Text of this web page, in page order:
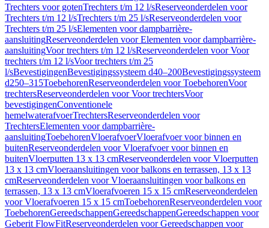
Trechters voor gotenTrechters t/m 12 l/sReserveonderdelen voor
Trechters t/m 12 l/sTrechters t/m 25 l/sReserveonderdelen voor
Trechters t/m 25 l/sElementen voor dampbarrière-
aansluitingReserveonderdelen voor Elementen voor dampbarrière-
aansluitingVoor trechters t/m 12 l/sReserveonderdelen voor Voor
trechters t/m 12 l/sVoor trechters t/m 25
l/sBevestigingenBevestigingssysteem d40–200Bevestigingssysteem
d250–315ToebehorenReserveonderdelen voor ToebehorenVoor
trechtersReserveonderdelen voor Voor trechtersVoor
bevestigingenConventionele
hemelwaterafvoerTrechtersReserveonderdelen voor
TrechtersElementen voor dampbarrière-
aansluitingToebehorenVloerafvoerVloerafvoer voor binnen en
buitenReserveonderdelen voor Vloerafvoer voor binnen en
buitenVloerputten 13 x 13 cmReserveonderdelen voor Vloerputten
13 x 13 cmVloeraansluitingen voor balkons en terrassen, 13 x 13
cmReserveonderdelen voor Vloeraansluitingen voor balkons en
terrassen, 13 x 13 cmVloerafvoeren 15 x 15 cmReserveonderdelen
voor Vloerafvoeren 15 x 15 cmToebehorenReserveonderdelen voor
ToebehorenGereedschappenGereedschappenGereedschappen voor
Geberit FlowFitReserveonderdelen voor Gereedschappen voor